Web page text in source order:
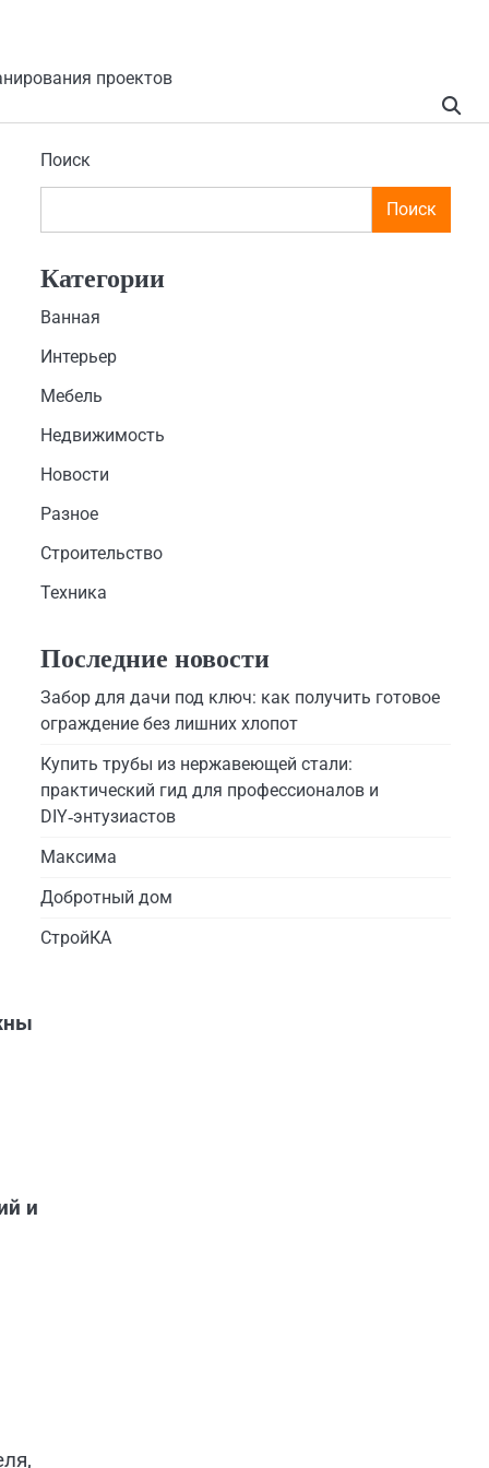
проектов
и
Поиск
Поиск
Категории
Ванная
Интерьер
Мебель
Недвижимость
Новости
Разное
Строительство
Техника
Последние новости
Забор для дачи под ключ: как получить готовое
ограждение без лишних хлопот
Купить трубы из нержавеющей стали:
практический гид для профессионалов и
DIY‑энтузиастов
Максима
Добротный дом
СтройКА